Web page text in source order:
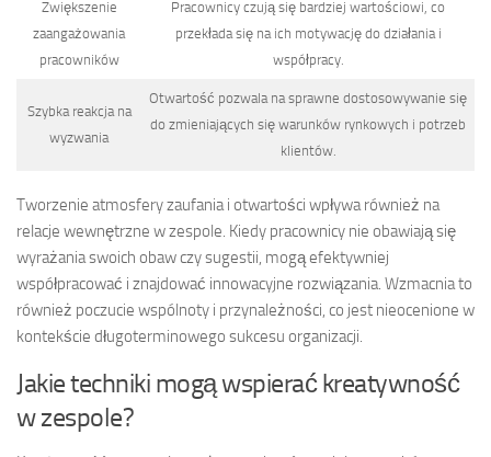
Zwiększenie
zaangażowania
pracowników
Pracownicy czują się bardziej wartościowi, co
przekłada się na ich motywację do działania i
współpracy.
Szybka reakcja na
wyzwania
Otwartość pozwala na sprawne dostosowywanie się
do zmieniających się warunków rynkowych i potrzeb
klientów.
Tworzenie atmosfery zaufania i otwartości wpływa również na
relacje wewnętrzne w zespole. Kiedy pracownicy nie obawiają się
wyrażania swoich obaw czy sugestii, mogą efektywniej
współpracować i znajdować innowacyjne rozwiązania. Wzmacnia to
również poczucie wspólnoty i przynależności, co jest nieocenione w
kontekście długoterminowego sukcesu organizacji.
Jakie techniki mogą wspierać kreatywność
w zespole?